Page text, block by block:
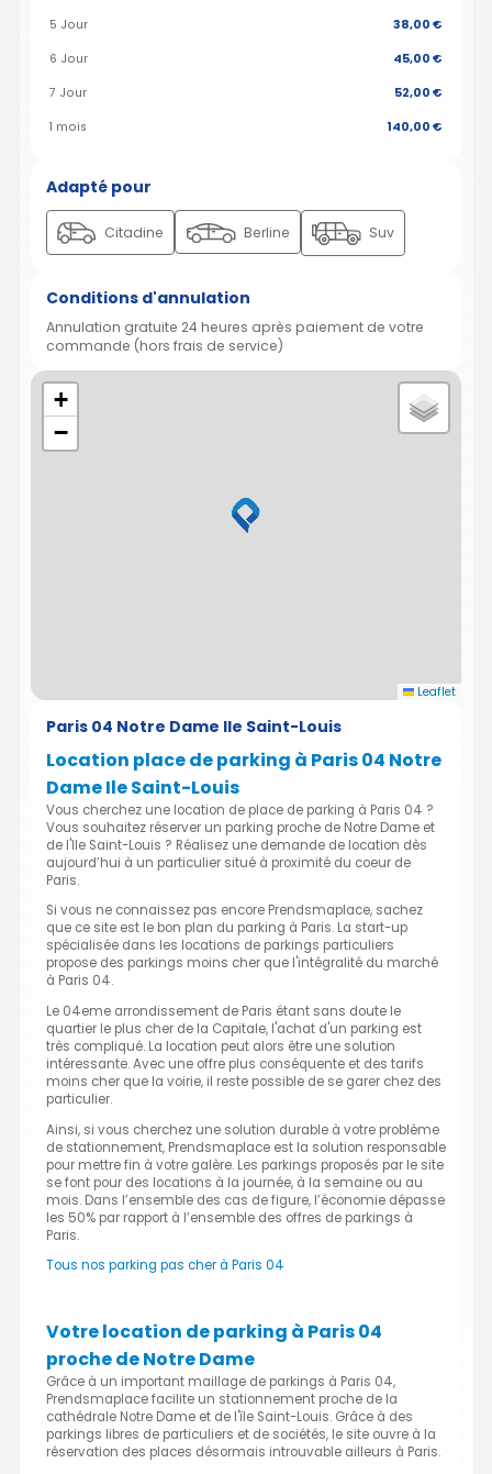
5 Jour 38,00 €
6 Jour 45,00 €
7 Jour 52,00 €
1 mois 140,00 €
Adapté pour
Citadine Berline Suv
Conditions d'annulation
Annulation gratuite 24 heures après paiement de votre
commande (hors frais de service)
+
−
Leaflet
Paris 04 Notre Dame Ile Saint-Louis
Location place de parking à Paris 04 Notre
Dame Ile Saint-Louis
Vous cherchez une location de place de parking à Paris 04 ?
Vous souhaitez réserver un parking proche de Notre Dame et
de l'Ile Saint-Louis ? Réalisez une demande de location dès
aujourd’hui à un particulier situé à proximité du coeur de
Paris.
Si vous ne connaissez pas encore Prendsmaplace, sachez
que ce site est le bon plan du parking à Paris. La start-up
spécialisée dans les locations de parkings particuliers
propose des parkings moins cher que l'intégralité du marché
à Paris 04.
Le 04eme arrondissement de Paris étant sans doute le
quartier le plus cher de la Capitale, l'achat d'un parking est
très compliqué. La location peut alors être une solution
intéressante. Avec une offre plus conséquente et des tarifs
moins cher que la voirie, il reste possible de se garer chez des
particulier.
Ainsi, si vous cherchez une solution durable à votre problème
de stationnement, Prendsmaplace est la solution responsable
pour mettre fin à votre galère. Les parkings proposés par le site
se font pour des locations à la journée, à la semaine ou au
mois. Dans l’ensemble des cas de figure, l’économie dépasse
les 50% par rapport à l’ensemble des offres de parkings à
Paris.
Tous nos parking pas cher à Paris 04
Votre location de parking à Paris 04
proche de Notre Dame
Grâce à un important maillage de parkings à Paris 04,
Prendsmaplace facilite un stationnement proche de la
cathédrale Notre Dame et de l'île Saint-Louis. Grâce à des
parkings libres de particuliers et de sociétés, le site ouvre à la
réservation des places désormais introuvable ailleurs à Paris.